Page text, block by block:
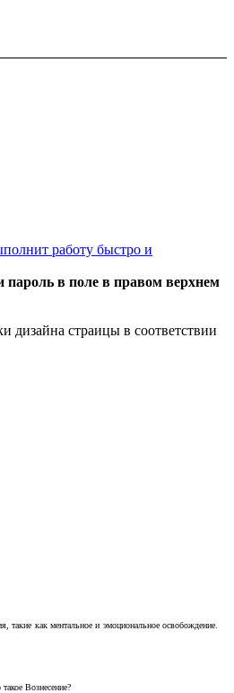
работу быстро и
пароль в поле в правом верхнем
дизайна страицы в соответствии
как ментальное и эмоциональное освобождение.
Вознесение?